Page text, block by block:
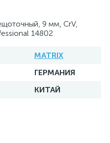
9 мм, CrV,
14802
MATRIX
ГЕРМАНИЯ
КИТАЙ